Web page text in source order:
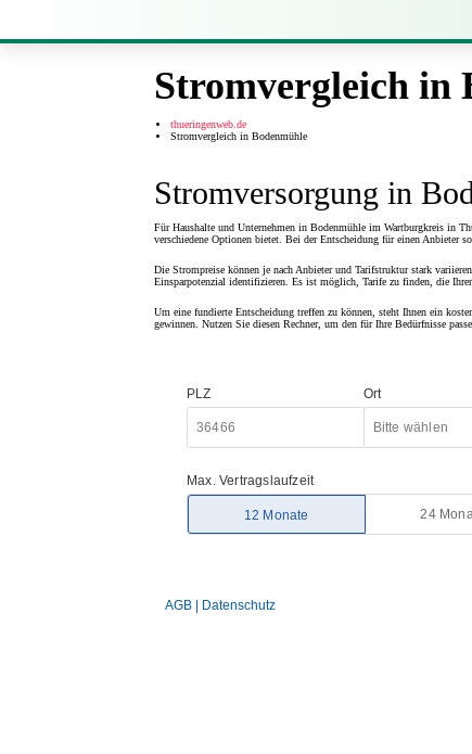
Stromvergleich in
thueringenweb.de
Stromvergleich in Bodenmühle
Stromversorgung in
Für Haushalte und Unternehmen in Bodenmühle im Wartburgkreis in
verschiedene Optionen bietet. Bei der Entscheidung für einen Anbieter
Die Strompreise können je nach Anbieter und Tarifstruktur stark
Einsparpotenzial identifizieren. Es ist möglich, Tarife zu finden, die
Um eine fundierte Entscheidung treffen zu können, steht Ihnen ein
gewinnen. Nutzen Sie diesen Rechner, um den für Ihre Bedürfnisse